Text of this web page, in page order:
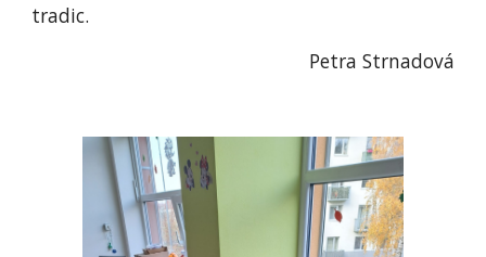
tradic.
Petra Strnadová